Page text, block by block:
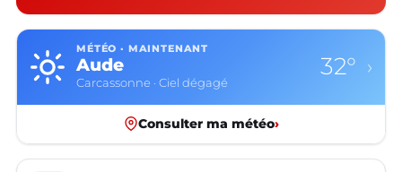
MÉTÉO · MAINTENANT
Aude
Carcassonne · Ciel dégagé
32° ›
Consulter ma météo›